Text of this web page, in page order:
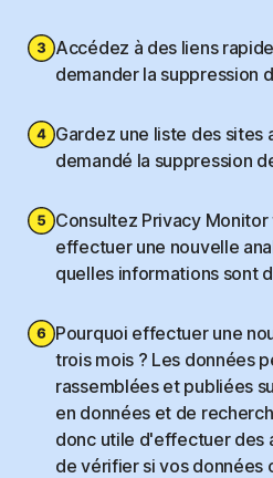
Accédez à des liens
demander la suppression
Gardez une liste des sites
demandé la suppression
Consultez Privacy
effectuer une nouvelle
quelles informations sont
Pourquoi effectuer une
trois mois ? Les données
rassemblées et publiées
en données et de
donc utile d'effectuer des
de vérifier si vos données